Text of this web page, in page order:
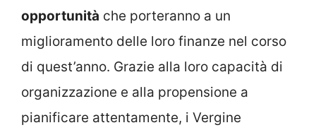
opportunità che porteranno a un
miglioramento delle loro finanze nel corso
di quest’anno. Grazie alla loro capacità di
organizzazione e alla propensione a
pianificare attentamente, i Vergine